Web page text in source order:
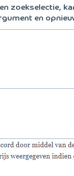
zoekselectie,
en